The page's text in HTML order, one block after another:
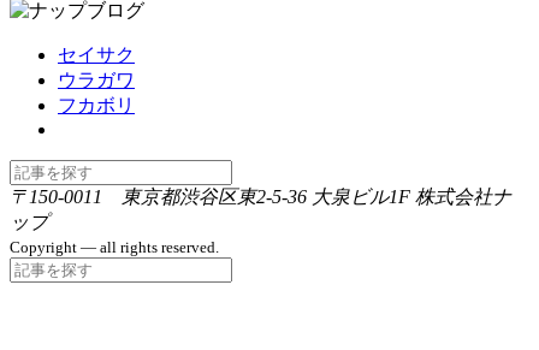
セイサク
ウラガワ
フカボリ
〒150-0011 東京都渋谷区東2-5-36 大泉ビル1F 株式会社ナ
ップ
Copyright — all rights reserved.